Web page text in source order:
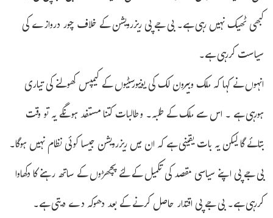
کبھی ٹھیک نہیں رہی ہے۔ بی جے پی ریزرویشن کے خلاف چور دروازے کی
سیاست کررہی ہے۔
انہوں نے کہا کہ ملک وبیرون لک کی یونیورسٹیوں کے کیمپس کھولنے کی تیاری
ہورہی ہے ۔ اس سے ملک کے طلبہ۔ وطالبات کتنا مستفد ہونگے یہ تو وقت
بتائے گا لیکن یہ بات یقینی ہے کہ ان میں ریزرویشن جیسا کوئی نظام نہیں ہوگا۔
بی جے پی اپنے سیاسی مقصد کی تکمیل کے لئے پچھڑوں کے ساتھ رہنے کا دکھاوا
کررہی ہے۔ بی جے پی اقتدار حاصل کرنے کے بعد دھوکہ دے دیتی ہے۔